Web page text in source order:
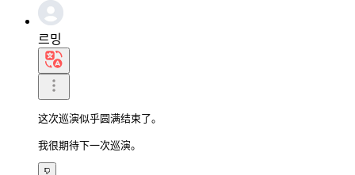
르밍
这次巡演似乎圆满结束了。
我很期待下一次巡演。